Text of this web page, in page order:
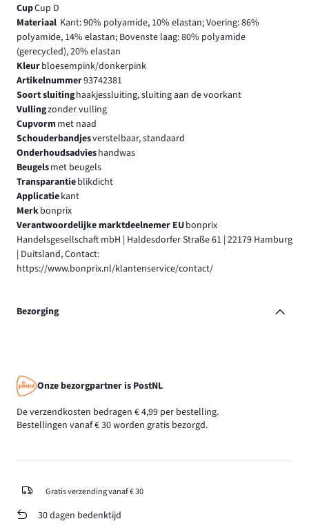
CupCup D
Materiaal Kant: 90% polyamide, 10% elastan; Voering: 86%
polyamide, 14% elastan; Bovenste laag: 80% polyamide
(gerecycled), 20% elastan
Kleurbloesempink/donkerpink
Artikelnummer93742381
Soort sluitinghaakjessluiting, sluiting aan de voorkant
Vullingzonder vulling
Cupvormmet naad
Schouderbandjesverstelbaar, standaard
Onderhoudsadvieshandwas
Beugelsmet beugels
Transparantieblikdicht
Applicatiekant
Merkbonprix
Verantwoordelijke marktdeelnemer EUbonprix
Handelsgesellschaft mbH | Haldesdorfer Straße 61 | 22179 Hamburg
| Duitsland, Contact:
https://www.bonprix.nl/klantenservice/contact/
Bezorging
Onze bezorgpartner is PostNL
De verzendkosten bedragen € 4,99 per bestelling.
Bestellingen vanaf € 30 worden gratis bezorgd.
Gratis verzending vanaf € 30
30 dagen bedenktijd